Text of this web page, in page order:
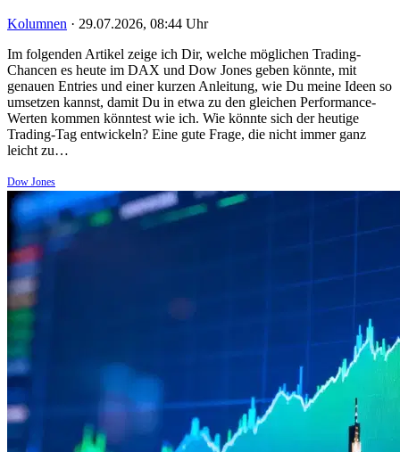
Kolumnen · 29.07.2026, 08:44 Uhr
Im folgenden Artikel zeige ich Dir, welche möglichen Trading-
Chancen es heute im DAX und Dow Jones geben könnte, mit
genauen Entries und einer kurzen Anleitung, wie Du meine Ideen so
umsetzen kannst, damit Du in etwa zu den gleichen Performance-
Werten kommen könntest wie ich. Wie könnte sich der heutige
Trading-Tag entwickeln? Eine gute Frage, die nicht immer ganz
leicht zu…
Dow Jones